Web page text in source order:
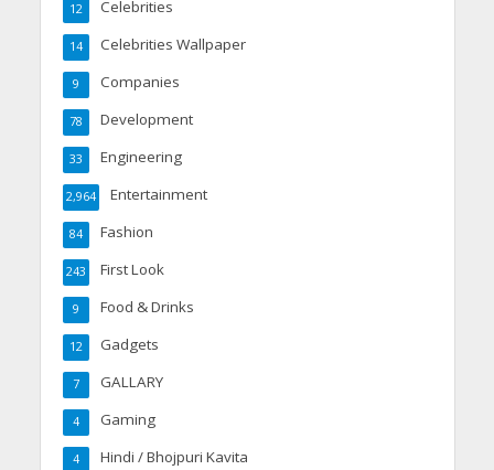
Celebrities
12
Celebrities Wallpaper
14
Companies
9
Development
78
Engineering
33
Entertainment
2,964
Fashion
84
First Look
243
Food & Drinks
9
Gadgets
12
GALLARY
7
Gaming
4
Hindi / Bhojpuri Kavita
4